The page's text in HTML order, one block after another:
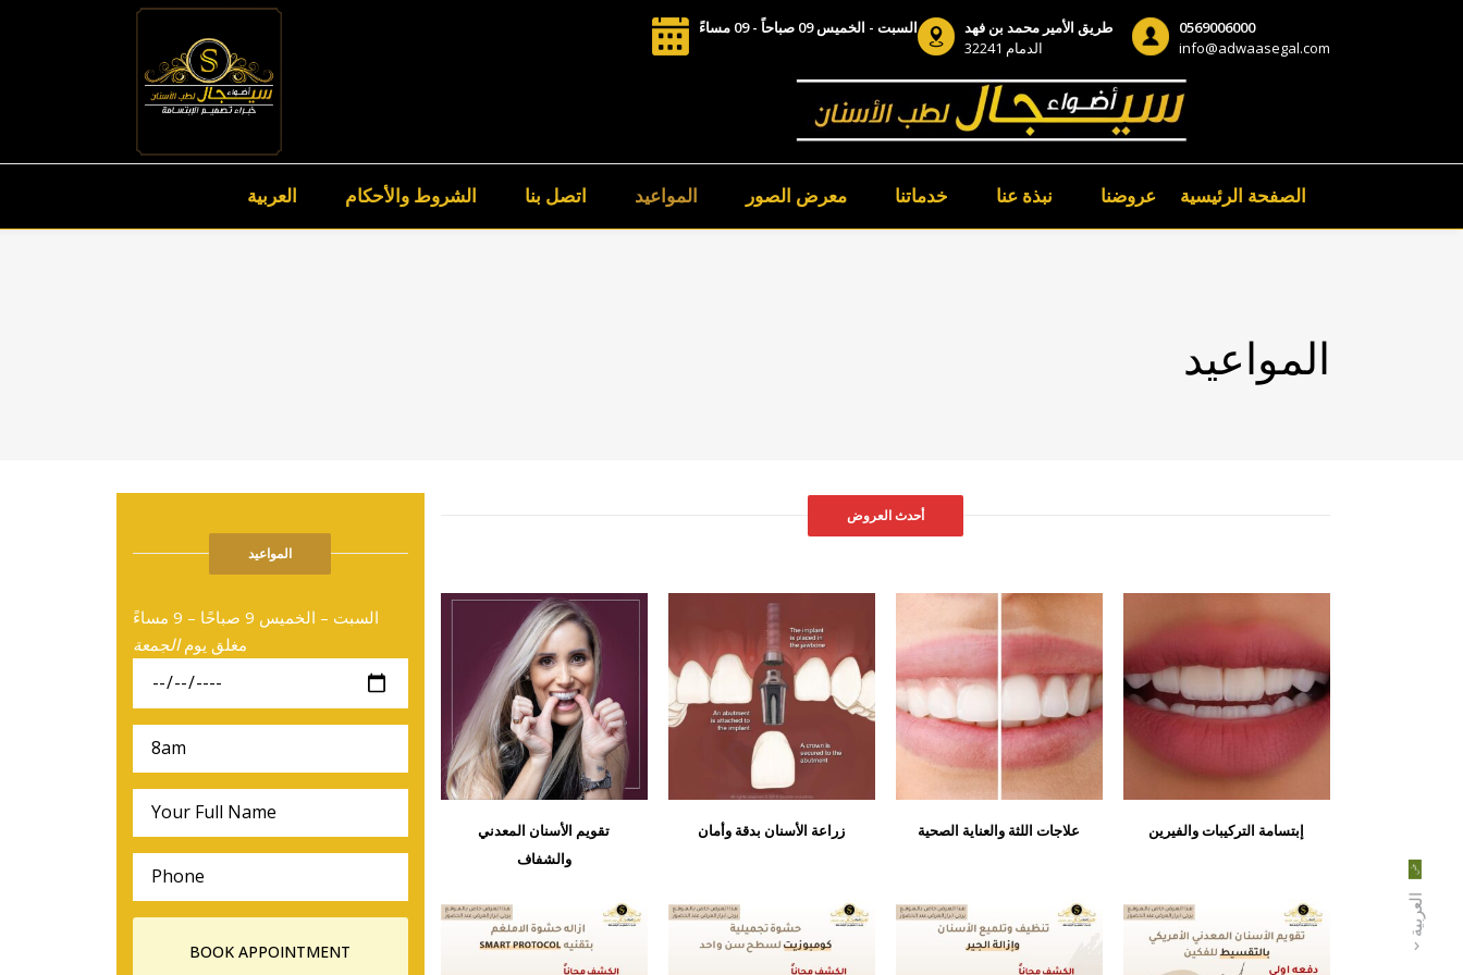
0569006000
info@adwaasegal.com
طريق الأمير محمد بن فهد
الدمام 32241
السبت - الخميس 09 صباحاً - 09 مساءً
الصفحة الرئيسية عروضنا نبذة عنا خدماتنا معرض الصور المواعيد اتصل بنا الشروط والأحكام العربية
العربية
المواعيد
المواعيد
السبت – الخميس 9 صباحًا – 9 مساءً
مغلق يومالجمعة
أحدث العروض
إبتسامة التركيبات والفيرين علاجات اللثة والعناية الصحية زراعة الأسنان بدقة وأمان
تقويم الأسنان المعدني
والشفاف
والشفاف